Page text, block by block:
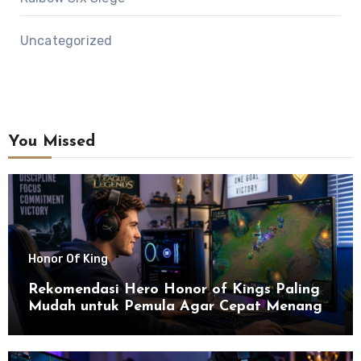
Uncategorized
You Missed
Honor Of King
Rekomendasi Hero Honor of Kings Paling
Mudah untuk Pemula Agar Cepat Menang